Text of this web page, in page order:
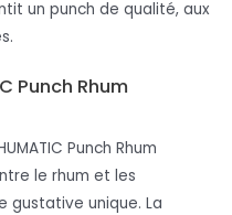
un punch de qualité, aux
Punch Rhum
Punch Rhum
le rhum et les
gustative unique. La